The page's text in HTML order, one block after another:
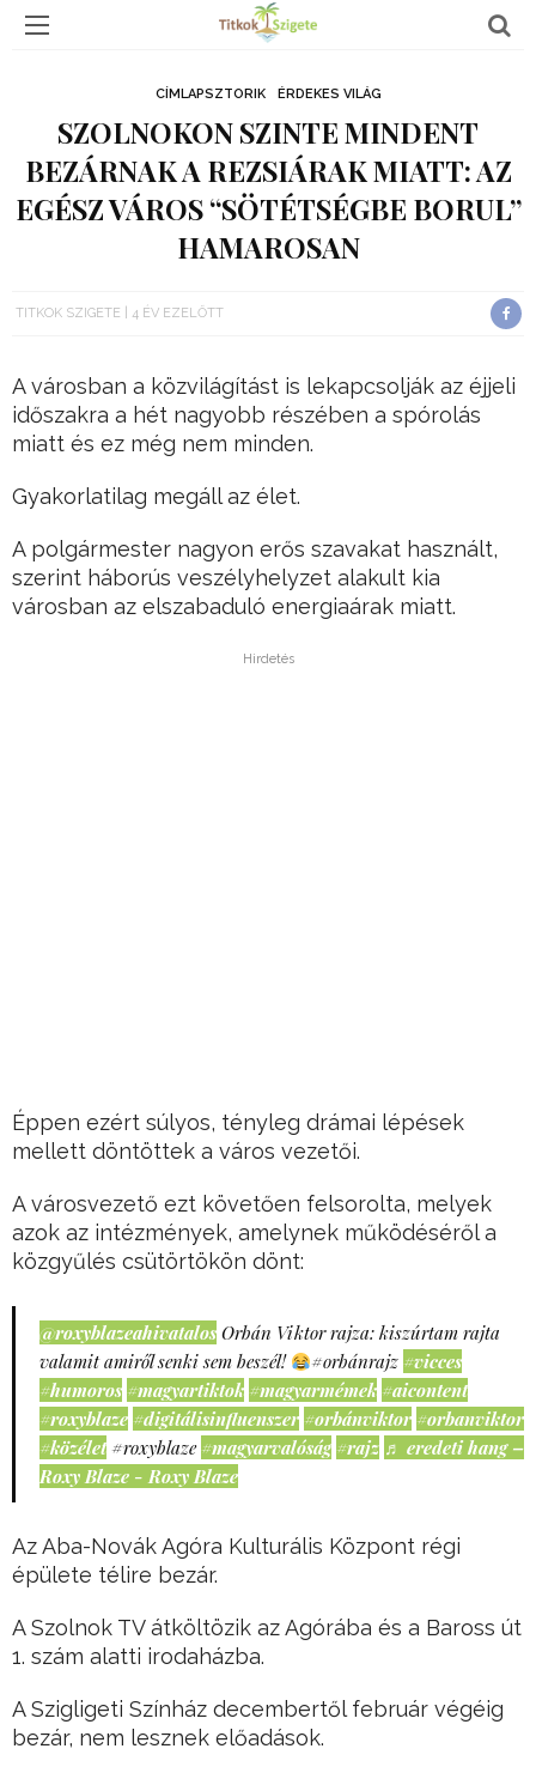
CÍMLAPSZTORIK ÉRDEKES VILÁG
SZOLNOKON SZINTE MINDENT
BEZÁRNAK A REZSIÁRAK MIATT: AZ
EGÉSZ VÁROS “SÖTÉTSÉGBE BORUL”
HAMAROSAN
TITKOK SZIGETE 4 ÉV EZELŐTT
A városban a közvilágítást is lekapcsolják az éjjeli
időszakra a hét nagyobb részében a spórolás
miatt és ez még nem minden.
Gyakorlatilag megáll az élet.
A polgármester nagyon erős szavakat használt,
szerint háborús veszélyhelyzet alakult kia
városban az elszabaduló energiaárak miatt.
Hirdetés
Éppen ezért súlyos, tényleg drámai lépések
mellett döntöttek a város vezetői.
A városvezető ezt követően felsorolta, melyek
azok az intézmények, amelynek működéséről a
közgyűlés csütörtökön dönt:
@roxyblazeahivatalos Orbán Viktor rajza: kiszúrtam rajta
valamit amiről senki sem beszél!
#orbánrajz #vicces
#humoros #magyartiktok #magyarmémek #aicontent
#roxyblaze #digitálisinfluenszer #orbánviktor #orbanviktor
#közélet #roxyblaze #magyarvalóság #rajz ♬ eredeti hang –
Roxy Blaze - Roxy Blaze
Az Aba-Novák Agóra Kulturális Központ régi
épülete télire bezár.
A Szolnok TV átköltözik az Agórába és a Baross út
1. szám alatti irodaházba.
A Szigligeti Színház decembertől február végéig
bezár, nem lesznek előadások.